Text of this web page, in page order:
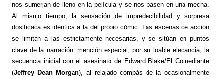
nos sumerjan de lleno en la película y se nos pasen en una mecha.
Al mismo tiempo, la sensación de impredecibilidad y sorpresa
dosificada es idéntica a la del propio cómic. Las escenas de acción
se limitan a las estrictamente necesarias, y se sitúan en puntos
clave de la narración; mención especial, por su loable elegancia, la
secuencia inicial con el asesinato de Edward Blake/El Comediante
(Jeffrey Dean Morgan), al relajado compás de la ocasionalmente